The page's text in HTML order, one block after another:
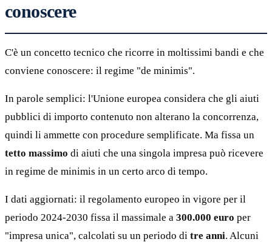
conoscere
C'è un concetto tecnico che ricorre in moltissimi bandi e che
conviene conoscere: il regime "de minimis".
In parole semplici: l'Unione europea considera che gli aiuti
pubblici di importo contenuto non alterano la concorrenza,
quindi li ammette con procedure semplificate. Ma fissa un
tetto massimo di aiuti che una singola impresa può ricevere
in regime de minimis in un certo arco di tempo.
I dati aggiornati: il regolamento europeo in vigore per il
periodo 2024-2030 fissa il massimale a 300.000 euro per
"impresa unica", calcolati su un periodo di tre anni. Alcuni